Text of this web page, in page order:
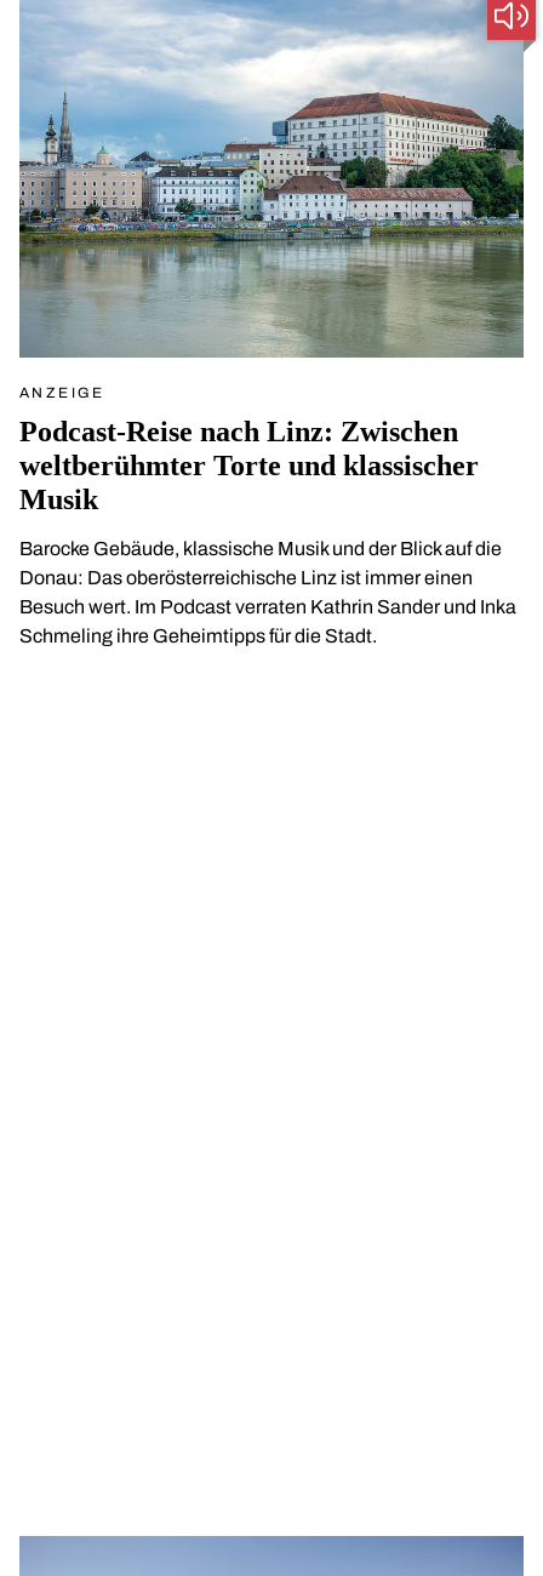
ANZEIGE
Podcast-Reise nach Linz: Zwischen
weltberühmter Torte und klassischer
Musik
Barocke Gebäude, klassische Musik und der Blick auf die
Donau: Das oberösterreichische Linz ist immer einen
Besuch wert. Im Podcast verraten Kathrin Sander und Inka
Schmeling ihre Geheimtipps für die Stadt.